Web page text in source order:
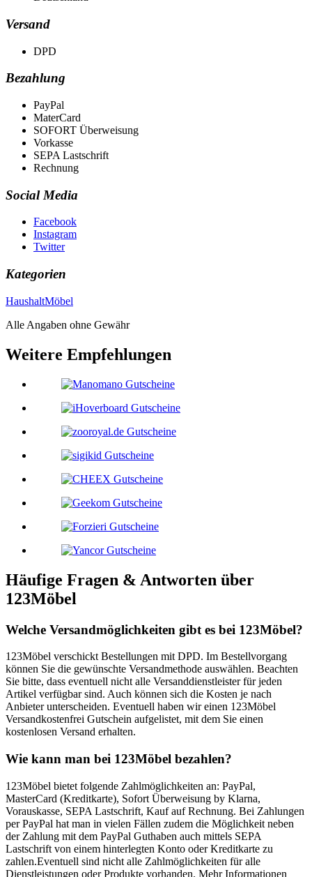
Versand
DPD
Bezahlung
PayPal
MaterCard
SOFORT Überweisung
Vorkasse
SEPA Lastschrift
Rechnung
Social Media
Facebook
Instagram
Twitter
Kategorien
HaushaltMöbel
Alle Angaben ohne Gewähr
Weitere Empfehlungen
Häufige Fragen & Antworten über
123Möbel
Welche Versandmöglichkeiten gibt es bei 123Möbel?
123Möbel verschickt Bestellungen mit DPD. Im Bestellvorgang
können Sie die gewünschte Versandmethode auswählen. Beachten
Sie bitte, dass eventuell nicht alle Versanddienstleister für jeden
Artikel verfügbar sind. Auch können sich die Kosten je nach
Anbieter unterscheiden. Eventuell haben wir einen 123Möbel
Versandkostenfrei Gutschein aufgelistet, mit dem Sie einen
kostenlosen Versand erhalten.
Wie kann man bei 123Möbel bezahlen?
123Möbel bietet folgende Zahlmöglichkeiten an: PayPal,
MasterCard (Kreditkarte), Sofort Überweisung by Klarna,
Vorauskasse, SEPA Lastschrift, Kauf auf Rechnung. Bei Zahlungen
per PayPal hat man in vielen Fällen zudem die Möglichkeit neben
der Zahlung mit dem PayPal Guthaben auch mittels SEPA
Lastschrift von einem hinterlegten Konto oder Kreditkarte zu
zahlen.Eventuell sind nicht alle Zahlmöglichkeiten für alle
Dienstleistungen oder Produkte vorhanden. Mehr Informationen